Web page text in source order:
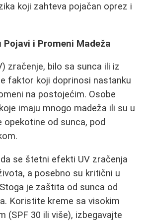
koji zahteva pojačan oprez i
Pojavi i Promeni Madeža
zračenje, bilo sa sunca ili iz
faktor koji doprinosi nastanku
na postojećim. Osobe
imaju mnogo madeža ili su u
opekotine od sunca, pod
se štetni efekti UV zračenja
a posebno su kritični u
je zaštita od sunca od
Koristite kreme sa visokim
(SPF 30 ili više), izbegavajte